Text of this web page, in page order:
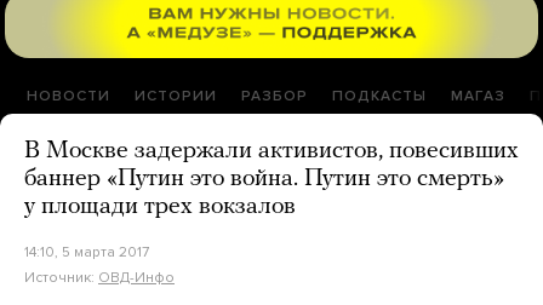
НОВОСТИ ИСТОРИИ РАЗБОР ПОДКАСТЫ МАГАЗ
В Москве задержали активистов, повесивших
баннер «Путин это война. Путин это смерть»
у площади трех вокзалов
14:10, 5 марта 2017
Источник: ОВД-Инфо